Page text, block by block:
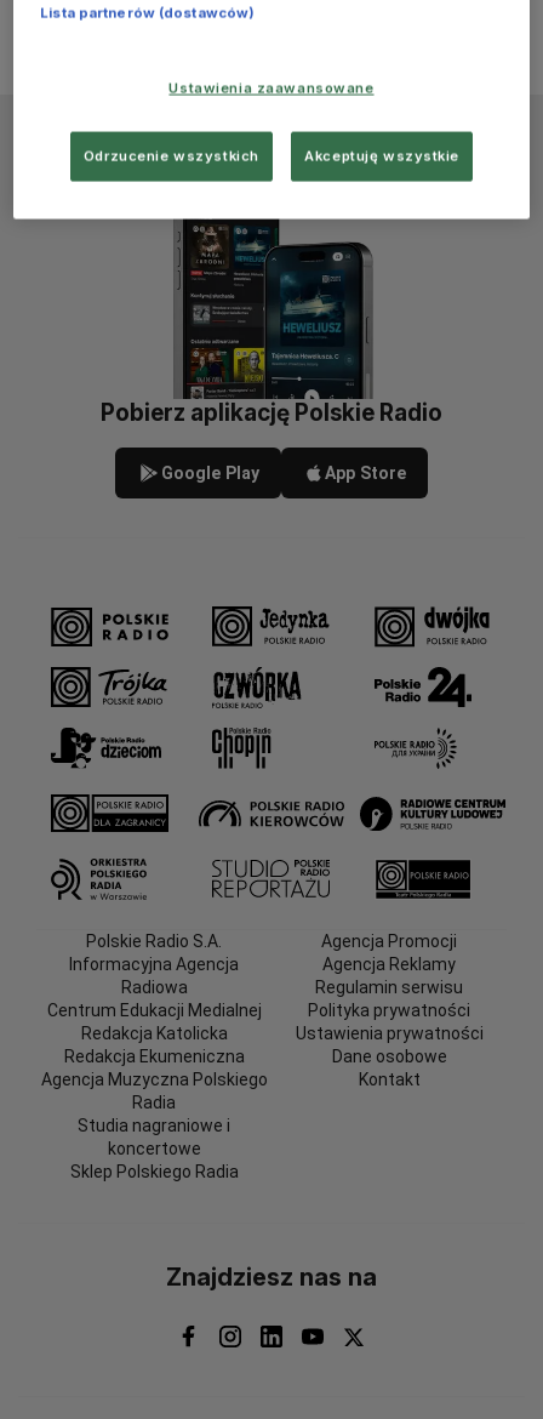
Pobierz aplikację Polskie Radio
Google Play App Store
Polskie Radio S.A.
Informacyjna Agencja
Radiowa
Centrum Edukacji Medialnej
Redakcja Katolicka
Redakcja Ekumeniczna
Agencja Muzyczna Polskiego
Radia
Studia nagraniowe i
koncertowe
Sklep Polskiego Radia
Agencja Promocji
Agencja Reklamy
Regulamin serwisu
Polityka prywatności
Ustawienia prywatności
Dane osobowe
Kontakt
Znajdziesz nas na
Lista partnerów (dostawców)
Ustawienia zaawansowane
Odrzucenie wszystkich Akceptuję wszystkie